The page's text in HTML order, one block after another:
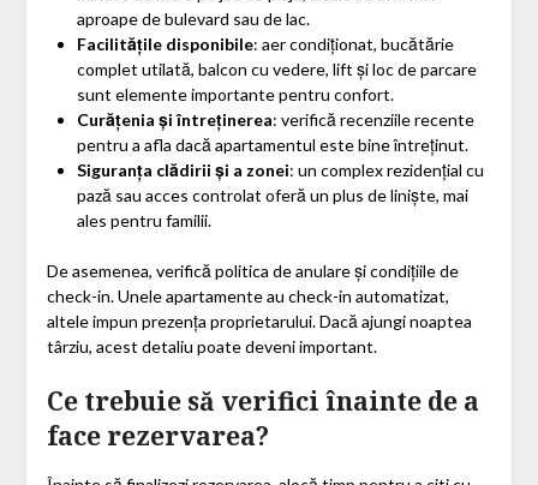
aproape de bulevard sau de lac.
Facilitățile disponibile: aer condiționat, bucătărie
complet utilată, balcon cu vedere, lift și loc de parcare
sunt elemente importante pentru confort.
Curățenia și întreținerea: verifică recenziile recente
pentru a afla dacă apartamentul este bine întreținut.
Siguranța clădirii și a zonei: un complex rezidențial cu
pază sau acces controlat oferă un plus de liniște, mai
ales pentru familii.
De asemenea, verifică politica de anulare și condițiile de
check-in. Unele apartamente au check-in automatizat,
altele impun prezența proprietarului. Dacă ajungi noaptea
târziu, acest detaliu poate deveni important.
Ce trebuie să verifici înainte de a
face rezervarea?